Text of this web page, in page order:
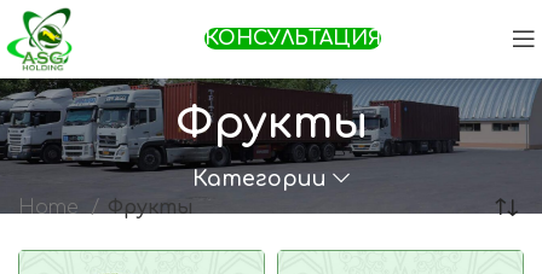
КОНСУЛЬТАЦИЯ
Фрукты
Категории
Home Фрукты